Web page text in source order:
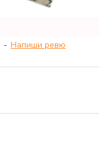
- Напиши ревю